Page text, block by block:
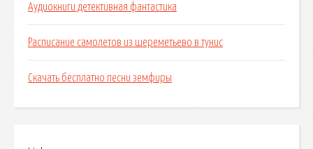
Аудиокниги детективная фантастика
Расписание самолетов из шереметьево в тунис
Скачать бесплатно песни земфиры